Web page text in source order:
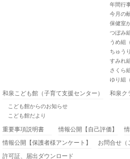
年間行
今月の
保健室
つぼみ
うめ組
ちゅう
すみれ
さくら
ゆり組
和泉こども館（子育て支援センター）
こども館からのお知らせ
こども館だより
和泉ク
重要事項説明書 情報公開【自己評価】
情報公開【保護者様アンケート】
お問合せ（
許可証、届出ダウンロード